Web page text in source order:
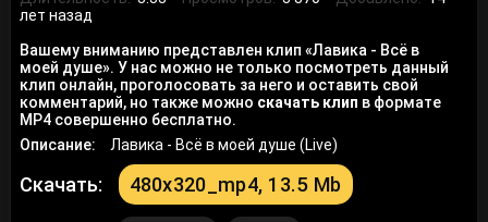
лет назад
Вашему вниманию представлен клип «Лавика - Всё в
моей душе». У нас можно не только посмотреть данный
клип онлайн, проголосовать за него и оставить свой
комментарий, но также можно скачать клип в формате
MP4 совершенно бесплатно.
Описание:
Лавика - Всё в моей душе (Live)
Скачать: 480x320_mp4, 13.5 Mb